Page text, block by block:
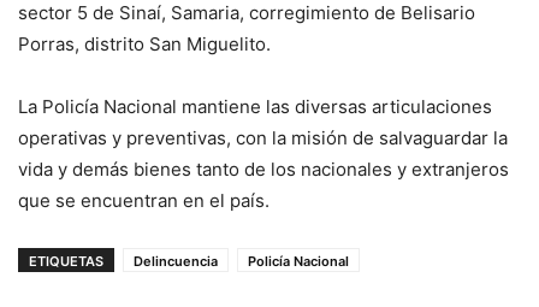
sector 5 de Sinaí, Samaria, corregimiento de Belisario
Porras, distrito San Miguelito.
La Policía Nacional mantiene las diversas articulaciones
operativas y preventivas, con la misión de salvaguardar la
vida y demás bienes tanto de los nacionales y extranjeros
que se encuentran en el país.
ETIQUETAS Delincuencia Policía Nacional